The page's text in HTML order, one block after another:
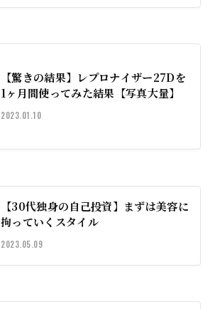
【驚きの結果】レプロナイザー27Dを
1ヶ月間使ってみた結果【写真大量】
2023.01.10
【30代独身の自己投資】まずは美容に
拘っていくスタイル
2023.05.09